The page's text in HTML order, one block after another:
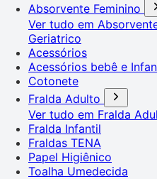
Absorvente Feminino
Ver tudo em
Geriatrico
Acessórios
Acessórios bebê e
Cotonete
Fralda Adulto
Ver tudo em Fralda
Fralda Infantil
Fraldas TENA
Papel Higiênico
Toalha Umedecida